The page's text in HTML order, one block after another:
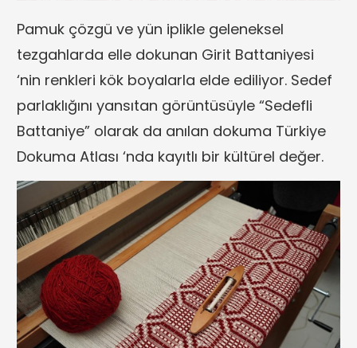
Pamuk çözgü ve yün iplikle geleneksel
tezgahlarda elle dokunan Girit Battaniyesi
‘nin renkleri kök boyalarla elde ediliyor. Sedef
parlaklığını yansıtan görüntüsüyle “Sedefli
Battaniye” olarak da anılan dokuma Türkiye
Dokuma Atlası ‘nda kayıtlı bir kültürel değer.